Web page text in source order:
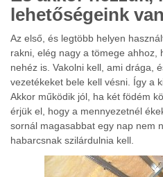
lehetőségeink
Az első, és legtöbb helyen
rakni, elég nagy a tömege ahhoz,
nehéz is. Vakolni kell, ami drága,
vezetékeket bele kell vésni. Így a
Akkor működik jól, ha két födém
érjük el, hogy a mennyezetnél
sornál magasabbat egy nap nem
habarcsnak szilárdulnia kell.